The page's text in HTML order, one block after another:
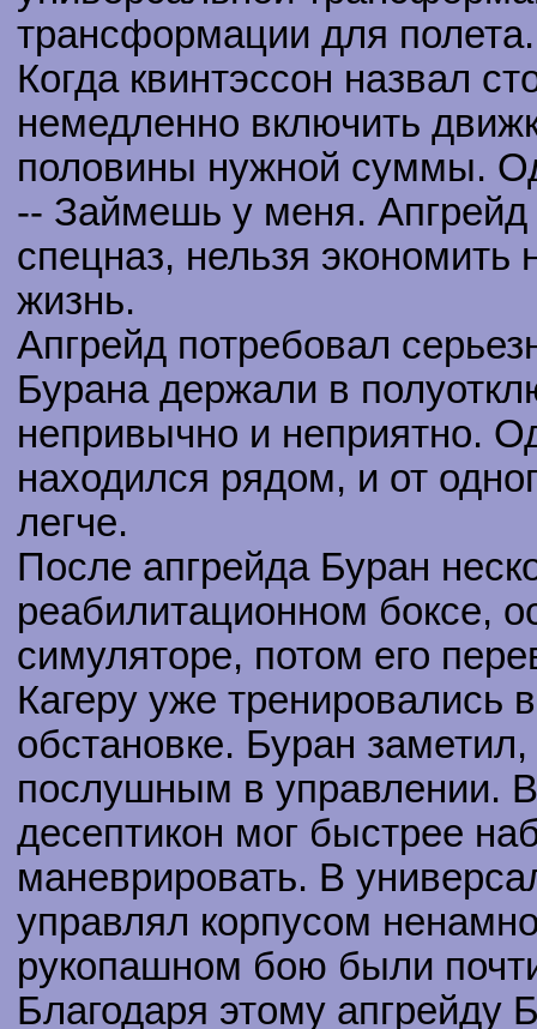
трансформации для полета.
Когда квинтэссон назвал
немедленно включить
половины нужной суммы.
-- Займешь у меня. Апгрейд
спецназ, нельзя экономить
жизнь.
Апгрейд потребовал
Бурана держали в
непривычно и неприятно.
находился рядом, и от
легче.
После апгрейда Буран
реабилитационном боксе,
симуляторе, потом его
Кагеру уже тренировались
обстановке. Буран
послушным в управлении.
десептикон мог быстрее
маневрировать. В
управлял корпусом
рукопашном бою были
Благодаря этому апгрейду